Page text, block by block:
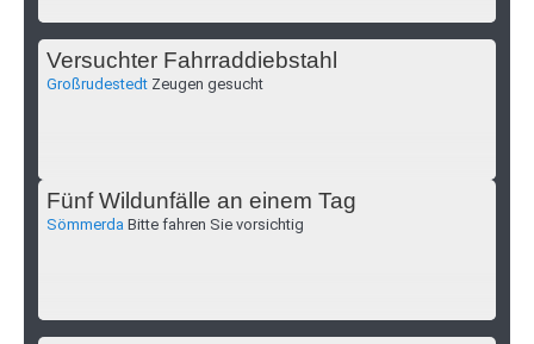
Versuchter Fahrraddiebstahl
Großrudestedt Zeugen gesucht
Fünf Wildunfälle an einem Tag
Sömmerda Bitte fahren Sie vorsichtig